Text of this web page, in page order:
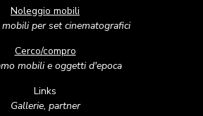
Noleggio mobili
per set cinematografici
Cerco/compro
mobili e oggetti d'epoca
Links
Gallerie, partner